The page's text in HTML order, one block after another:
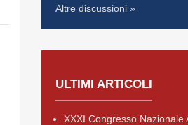
Altre discussioni »
ULTIMI ARTICOLI
XXXI Congresso Nazionale